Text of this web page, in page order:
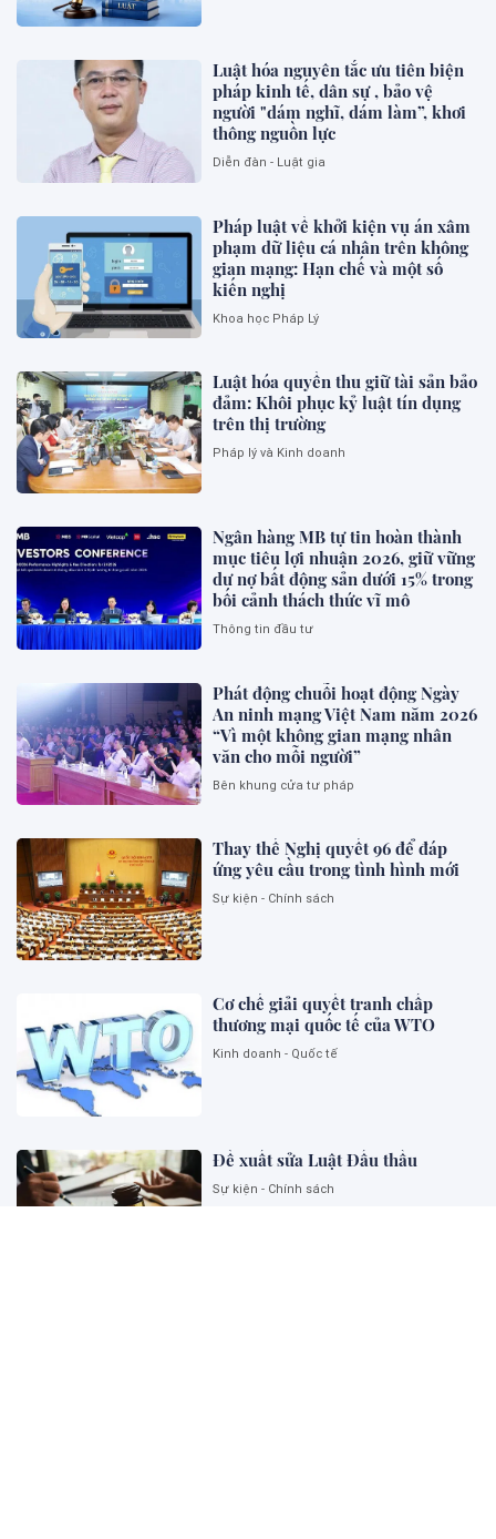
Luật hóa nguyên tắc ưu tiên biện
pháp kinh tế, dân sự , bảo vệ
người "dám nghĩ, dám làm”, khơi
thông nguồn lực
Diễn đàn - Luật gia
Pháp luật về khởi kiện vụ án xâm
phạm dữ liệu cá nhân trên không
gian mạng: Hạn chế và một số
kiến nghị
Khoa học Pháp Lý
Luật hóa quyền thu giữ tài sản bảo
đảm: Khôi phục kỷ luật tín dụng
trên thị trường
Pháp lý và Kinh doanh
Ngân hàng MB tự tin hoàn thành
mục tiêu lợi nhuận 2026, giữ vững
dư nợ bất động sản dưới 15% trong
bối cảnh thách thức vĩ mô
Thông tin đầu tư
Phát động chuỗi hoạt động Ngày
An ninh mạng Việt Nam năm 2026
“Vì một không gian mạng nhân
văn cho mỗi người”
Bên khung cửa tư pháp
Thay thế Nghị quyết 96 để đáp
ứng yêu cầu trong tình hình mới
Sự kiện - Chính sách
Cơ chế giải quyết tranh chấp
thương mại quốc tế của WTO
Kinh doanh - Quốc tế
Đề xuất sửa Luật Đấu thầu
Sự kiện - Chính sách